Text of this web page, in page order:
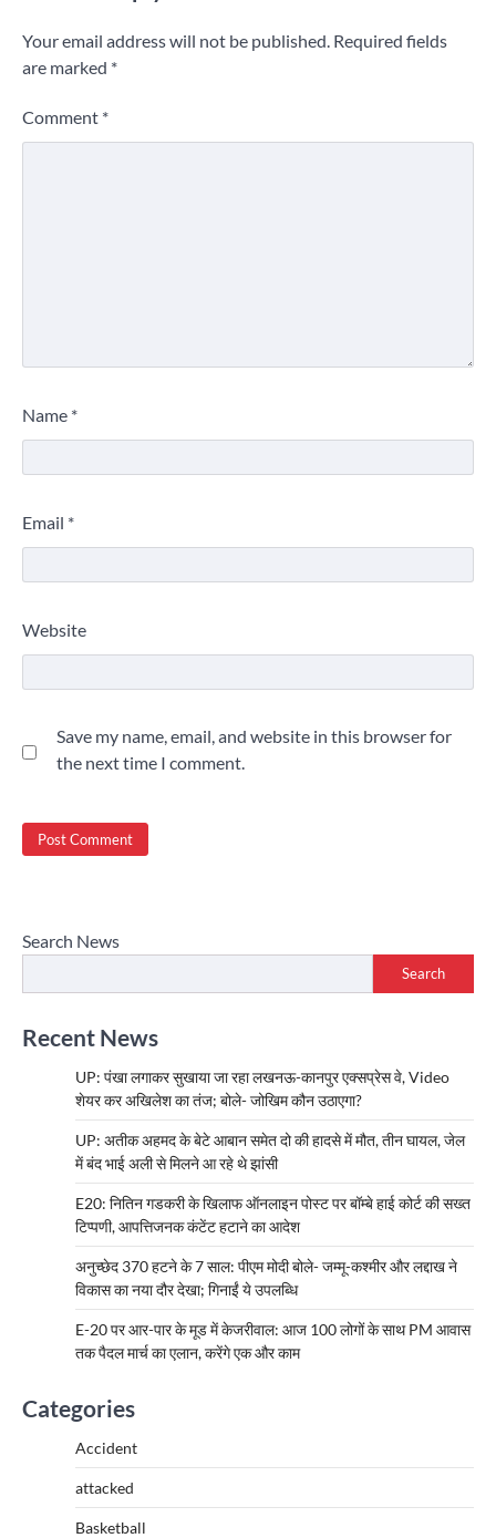
Your email address will not be published. Required fields
are marked *
Comment *
Name *
Email *
Website
Save my name, email, and website in this browser for
the next time I comment.
Search News
Search
Recent News
UP: पंखा लगाकर सुखाया जा रहा लखनऊ-कानपुर एक्सप्रेस वे, Video
शेयर कर अखिलेश का तंज; बोले- जोखिम कौन उठाएगा?
UP: अतीक अहमद के बेटे आबान समेत दो की हादसे में मौत, तीन घायल, जेल
में बंद भाई अली से मिलने आ रहे थे झांसी
E20: नितिन गडकरी के खिलाफ ऑनलाइन पोस्ट पर बॉम्बे हाई कोर्ट की सख्त
टिप्पणी, आपत्तिजनक कंटेंट हटाने का आदेश
अनुच्छेद 370 हटने के 7 साल: पीएम मोदी बोले- जम्मू-कश्मीर और लद्दाख ने
विकास का नया दौर देखा; गिनाईं ये उपलब्धि
E-20 पर आर-पार के मूड में केजरीवाल: आज 100 लोगों के साथ PM आवास
तक पैदल मार्च का एलान, करेंगे एक और काम
Categories
Accident
attacked
Basketball